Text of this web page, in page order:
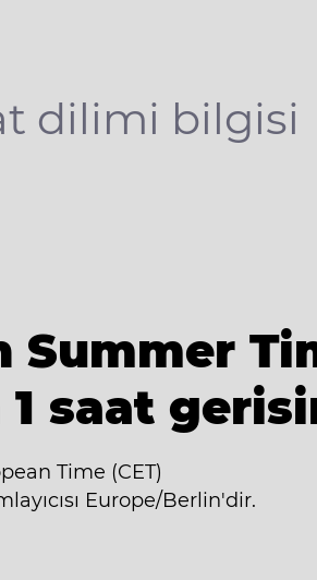
dilimi bilgisi
Summer
saat
Time (CET)
Europe/Berlin'dir.